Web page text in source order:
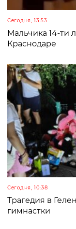
Сегодня, 13:53
Мальчика 14-ти
Краснодаре
Сегодня, 10:38
Трагедия в
гимнастки